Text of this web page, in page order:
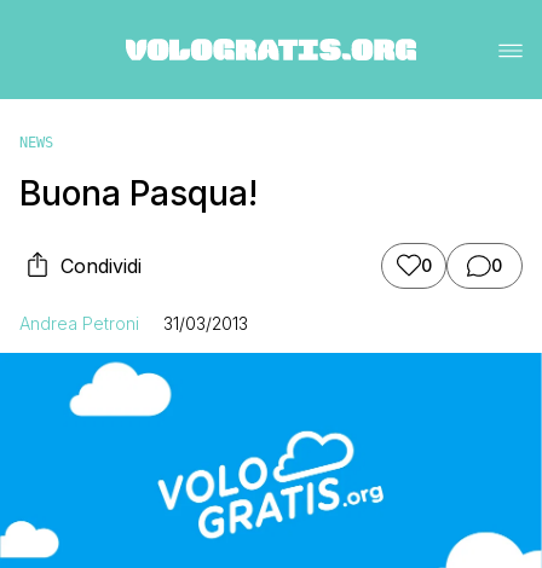
NEWS
Buona Pasqua!
Condividi 0 0
Andrea Petroni 31/03/2013